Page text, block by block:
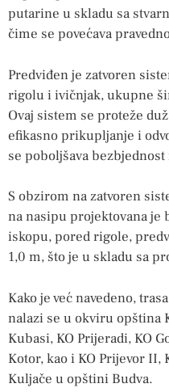
putarine u skladu sa
čime se povećava
Predviđen je zatvoren
rigolu i ivičnjak, ukupne
Ovaj sistem se proteže
efikasno prikupljanje i
se poboljšava
S obzirom na zatvoren
na nasipu projektovana je
iskopu, pored rigole,
1,0 m, što je u skladu sa
Kako je već navedeno,
nalazi se u okviru opština
Kubasi, KO Prijeradi, KO
Kotor, kao i KO Prijevor II,
Kuljače u opštini Budva.